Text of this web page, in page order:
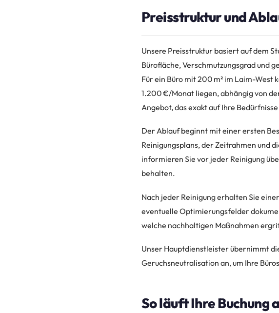
Preisstruktur und
Unsere Preisstruktur basiert auf dem
Bürofläche, Verschmutzungsgrad und
Für ein Büro mit 200 m² im Laim-West
1.200 €/Monat liegen, abhängig von
Angebot, das exakt auf Ihre
Der Ablauf beginnt mit einer ersten
Reinigungsplans, der Zeitrahmen und
informieren Sie vor jeder Reinigung
behalten.
Nach jeder Reinigung erhalten Sie
eventuelle Optimierungsfelder
welche nachhaltigen Maßnahmen
Unser Hauptdienstleister übernimmt
Geruchsneutralisation an, um Ihre
So läuft Ihre Buchung